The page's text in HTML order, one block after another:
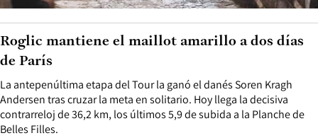
La antepenúltima etapa del Tour la ganó el danés Soren Kragh
Andersen tras cruzar la meta en solitario. Hoy llega la decisiva
contrarreloj de 36,2 km, los últimos 5,9 de subida a la Planche de
Belles Filles.
Roglic mantiene el maillot amarillo a dos días
de París